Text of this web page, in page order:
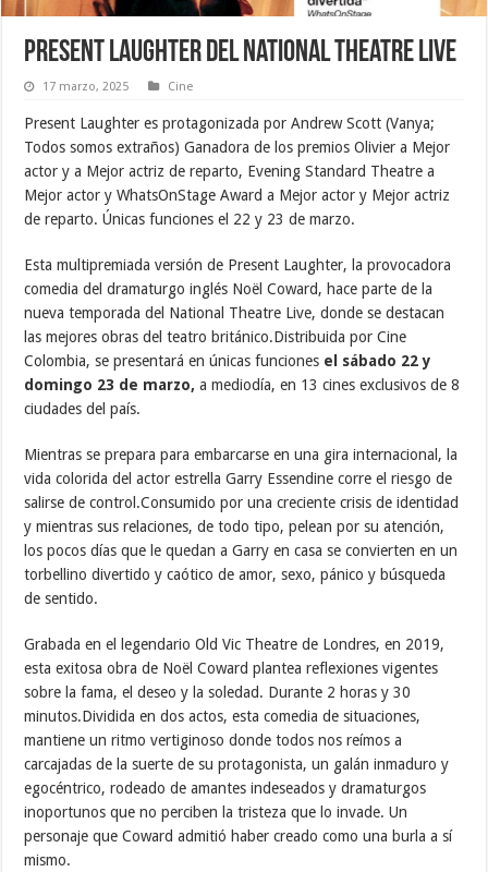
Present Laughter del National Theatre Live
17 marzo, 2025 Cine
Present Laughter es protagonizada por Andrew Scott (Vanya;
Todos somos extraños) Ganadora de los premios Olivier a Mejor
actor y a Mejor actriz de reparto, Evening Standard Theatre a
Mejor actor y WhatsOnStage Award a Mejor actor y Mejor actriz
de reparto. Únicas funciones el 22 y 23 de marzo.
Esta multipremiada versión de Present Laughter, la provocadora
comedia del dramaturgo inglés Noël Coward, hace parte de la
nueva temporada del National Theatre Live, donde se destacan
las mejores obras del teatro británico.Distribuida por Cine
Colombia, se presentará en únicas funciones el sábado 22 y
domingo 23 de marzo, a mediodía, en 13 cines exclusivos de 8
ciudades del país.
Mientras se prepara para embarcarse en una gira internacional, la
vida colorida del actor estrella Garry Essendine corre el riesgo de
salirse de control.Consumido por una creciente crisis de identidad
y mientras sus relaciones, de todo tipo, pelean por su atención,
los pocos días que le quedan a Garry en casa se convierten en un
torbellino divertido y caótico de amor, sexo, pánico y búsqueda
de sentido.
Grabada en el legendario Old Vic Theatre de Londres, en 2019,
esta exitosa obra de Noël Coward plantea reflexiones vigentes
sobre la fama, el deseo y la soledad. Durante 2 horas y 30
minutos.Dividida en dos actos, esta comedia de situaciones,
mantiene un ritmo vertiginoso donde todos nos reímos a
carcajadas de la suerte de su protagonista, un galán inmaduro y
egocéntrico, rodeado de amantes indeseados y dramaturgos
inoportunos que no perciben la tristeza que lo invade. Un
personaje que Coward admitió haber creado como una burla a sí
mismo.